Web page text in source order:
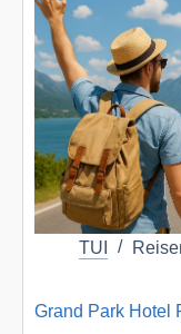
DE
TUI
Grand Park Hotel